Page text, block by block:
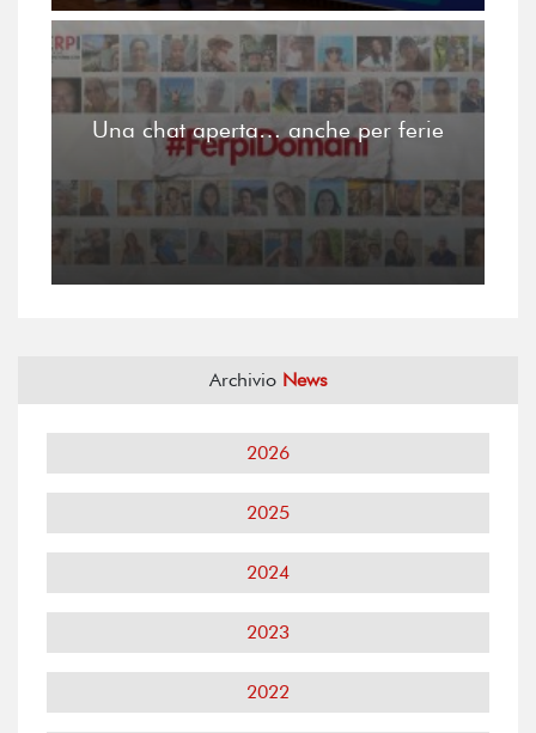
Una chat aperta… anche per ferie
Archivio News
2026
2025
2024
2023
2022